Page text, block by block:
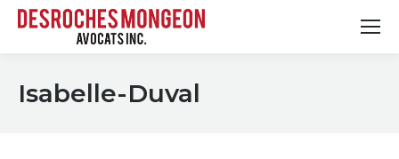
Isabelle-Duval